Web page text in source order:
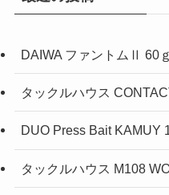
DAIWA ファントムⅡ 60ｇ
タックルハウス
DUO Press Bait KAMUY
タックルハウス M108